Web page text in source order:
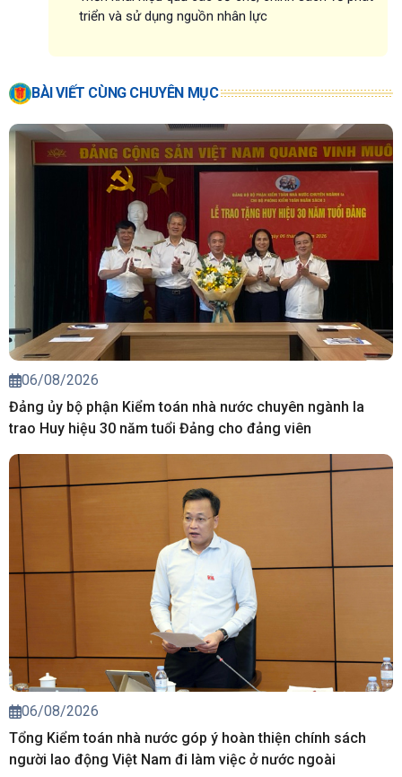
triển và sử dụng nguồn nhân lực
BÀI VIẾT CÙNG CHUYÊN MỤC
06/08/2026
Đảng ủy bộ phận Kiểm toán nhà nước chuyên ngành Ia
trao Huy hiệu 30 năm tuổi Đảng cho đảng viên
06/08/2026
Tổng Kiểm toán nhà nước góp ý hoàn thiện chính sách
người lao động Việt Nam đi làm việc ở nước ngoài